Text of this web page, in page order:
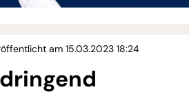
am 15.03.2023 18:24